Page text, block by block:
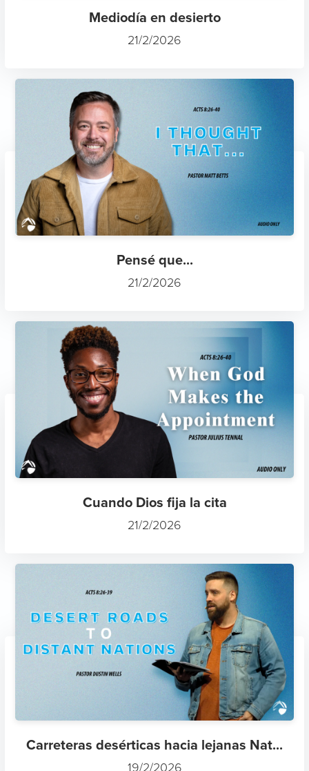
Mediodía en desierto
21/2/2026
Pensé que...
21/2/2026
Cuando Dios fija la cita
21/2/2026
Carreteras desérticas hacia lejanas Nat...